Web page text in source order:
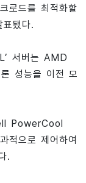
로드를 최적화할
됐다.
서버는 AMD
성능을 이전 모
PowerCool
적으로 제어하여
.